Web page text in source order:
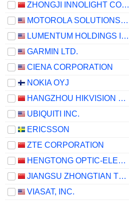
ZHONGJI INNOLIGHT CO., LTD.
MOTOROLA SOLUTIONS, INC.
LUMENTUM HOLDINGS INC.
GARMIN LTD.
CIENA CORPORATION
NOKIA OYJ
HANGZHOU HIKVISION DIGITAL TECHNOLOGY CO., LTD.
UBIQUITI INC.
ERICSSON
ZTE CORPORATION
HENGTONG OPTIC-ELECTRIC CO., LTD.
JIANGSU ZHONGTIAN TECHNOLOGY CO., LTD.
VIASAT, INC.